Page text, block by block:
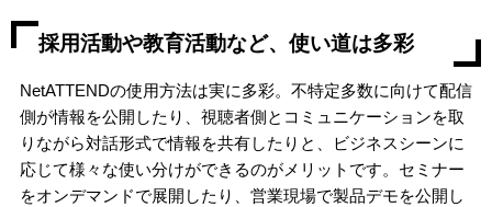
採用活動や教育活動など、使い道は多彩
NetATTENDの使用方法は実に多彩。不特定多数に向けて配信
側が情報を公開したり、視聴者側とコミュニケーションを取
りながら対話形式で情報を共有したりと、ビジネスシーンに
応じて様々な使い分けができるのがメリットです。 セミナー
をオンデマンドで展開したり、営業現場で製品デモを公開し